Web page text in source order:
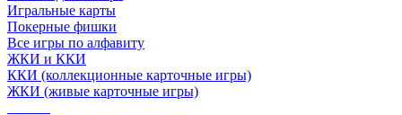
Игральные карты
Покерные фишки
Все игры по алфавиту
ЖКИ и ККИ
ККИ (коллекционные карточные игры)
ЖКИ (живые карточные игры)